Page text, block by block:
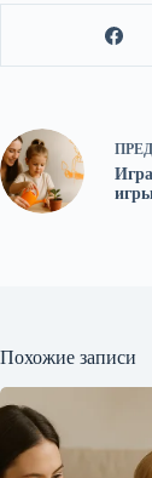
Похожие записи